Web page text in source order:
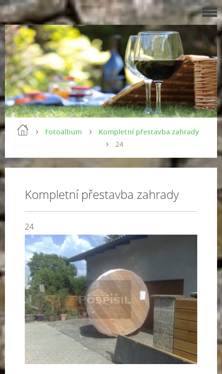
Fotoalbum
Kompletní přestavba zahrady
24
Kompletní přestavba zahrady
24